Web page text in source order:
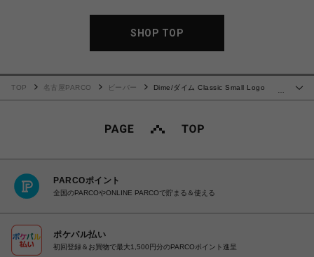
SHOP TOP
…
TOP 名古屋PARCO ビーバー
Dime/ダイム Classic Small Logo
PARCOポイント
全国のPARCOやONLINE PARCOで貯まる＆使える
ポケパル払い
初回登録＆お買物で最大1,500円分のPARCOポイント進呈